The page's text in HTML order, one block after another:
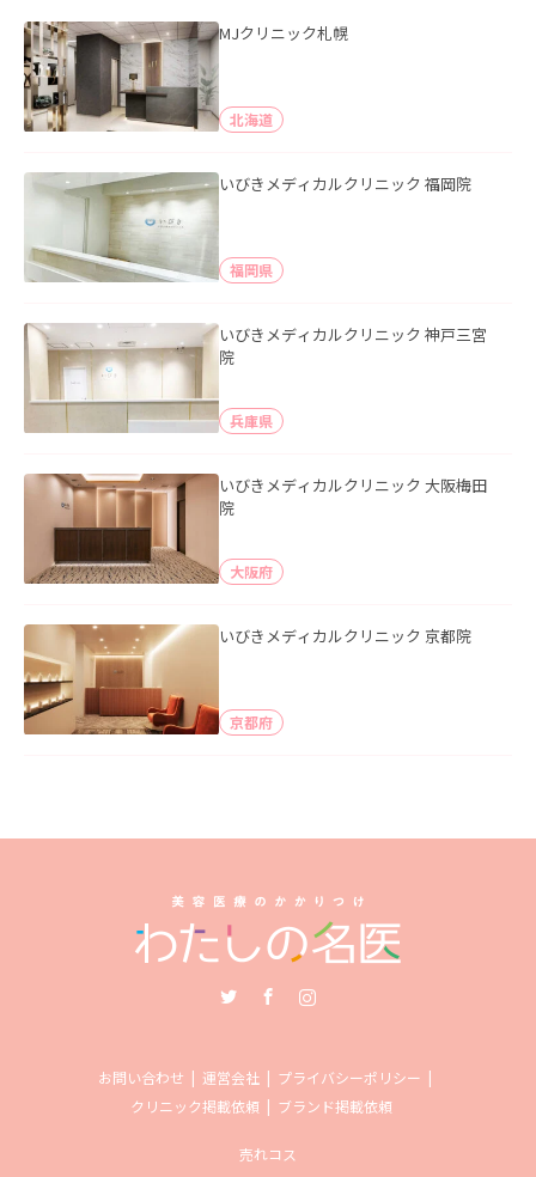
MJクリニック札幌
北海道
いびきメディカルクリニック 福岡院
福岡県
いびきメディカルクリニック 神戸三宮
院
兵庫県
いびきメディカルクリニック 大阪梅田
院
大阪府
いびきメディカルクリニック 京都院
京都府
お問い合わせ 運営会社
プライバシーポリシー
クリニック掲載依頼
ブランド掲載依頼
売れコス